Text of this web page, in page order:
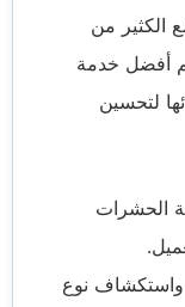
الكثير من
أفضل خدمة
لتحسين
الحشرات
واستكشاف نوع